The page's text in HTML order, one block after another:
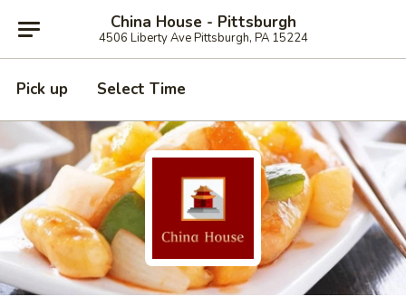
China House - Pittsburgh
4506 Liberty Ave Pittsburgh, PA 15224
Pick up Select Time